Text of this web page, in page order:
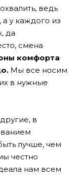
ведь
у каждого из
да
смена
комфорта
Мы все носим
в нужные
в
лучше, чем
честно
нам всем